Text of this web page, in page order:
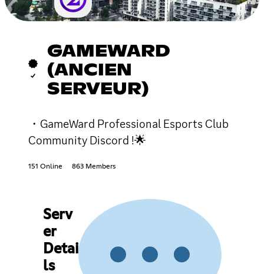
GAMEWARD
(ANCIEN
SERVEUR)
・GameWard Professional Esports Club
Community Discord !🌟
151 Online 863 Members
Serv
er
Detai
ls